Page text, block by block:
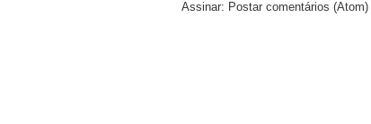
Assinar: Postar comentários (Atom)